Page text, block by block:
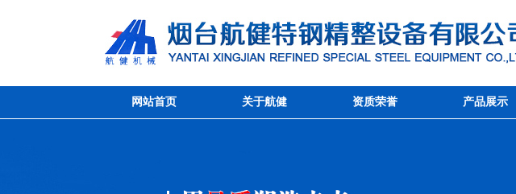
网站首页 关于航健 资质荣誉 产品展示